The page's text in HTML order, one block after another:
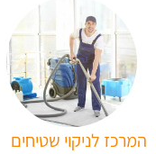
המרכז לניקוי שטיחים